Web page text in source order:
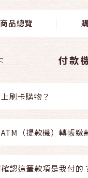
商品總覽
付款
刷卡購物？
（提款機）轉帳繳
認這筆款項是我付的